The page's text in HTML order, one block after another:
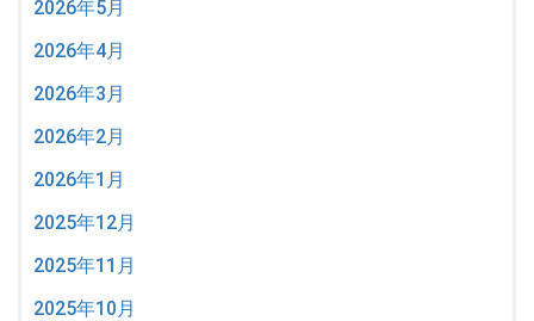
2026年5月
2026年4月
2026年3月
2026年2月
2026年1月
2025年12月
2025年11月
2025年10月